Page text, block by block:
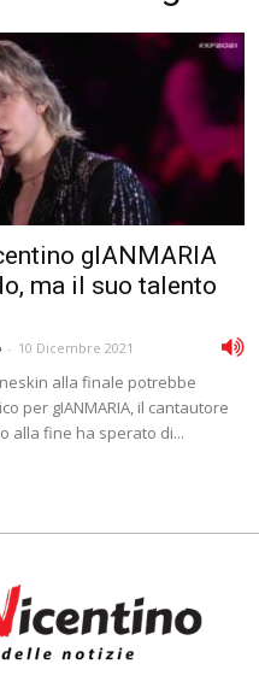
gIANMARIA
ma il suo talento
- 10 Dicembre 2021
alla finale potrebbe
per gIANMARIA, il cantautore
alla fine ha sperato di...